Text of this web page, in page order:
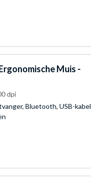
Muis -
dpi
Bluetooth, USB-kabel